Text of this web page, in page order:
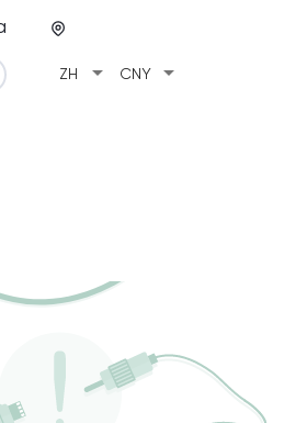
ZH arrow_drop_down CNY arrow_drop_down